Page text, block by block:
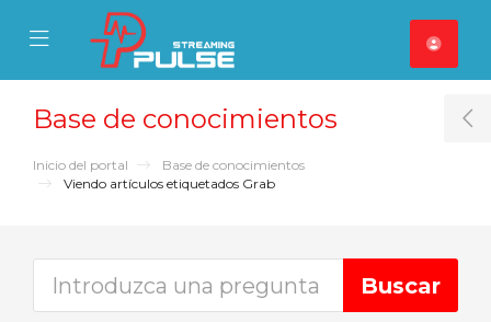
Mobile Menu
Mobile Menu
Base de conocimientos
Inicio del portal
Base de conocimientos
Viendo artículos etiquetados Grab